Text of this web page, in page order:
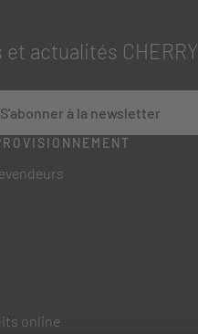
actualités CHERRY
S'abonner à la newsletter
online